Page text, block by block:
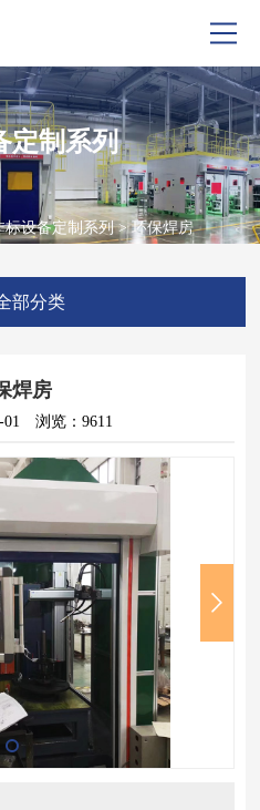
定制系列
标设备定制系列> 环保焊房
部分类
焊房
浏览：9611